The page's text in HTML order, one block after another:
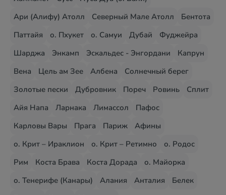
Ари (Алифу) Атолл
Северный Мале Атолл
Бентота
Паттайя
о. Пхукет о. Самуи Дубай
Фуджейра
Шарджа
Энкамп Эскальдес - Энгордани
Капрун
Вена
Цель ам Зее Албена
Солнечный берег
Золотые пески
Дубровник Пореч Ровинь
Сплит
Айя Напа
Ларнака Лимассол
Пафос
Карловы Вары
Прага Париж
Афины
о. Крит – Ираклион
о. Крит – Ретимно
о. Родос
Рим
Коста Брава Коста Дорада
о. Майорка
о. Тенерифе (Канары)
Алания Анталия
Белек